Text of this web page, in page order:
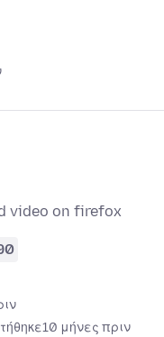
video on firefox
10 μήνες πριν